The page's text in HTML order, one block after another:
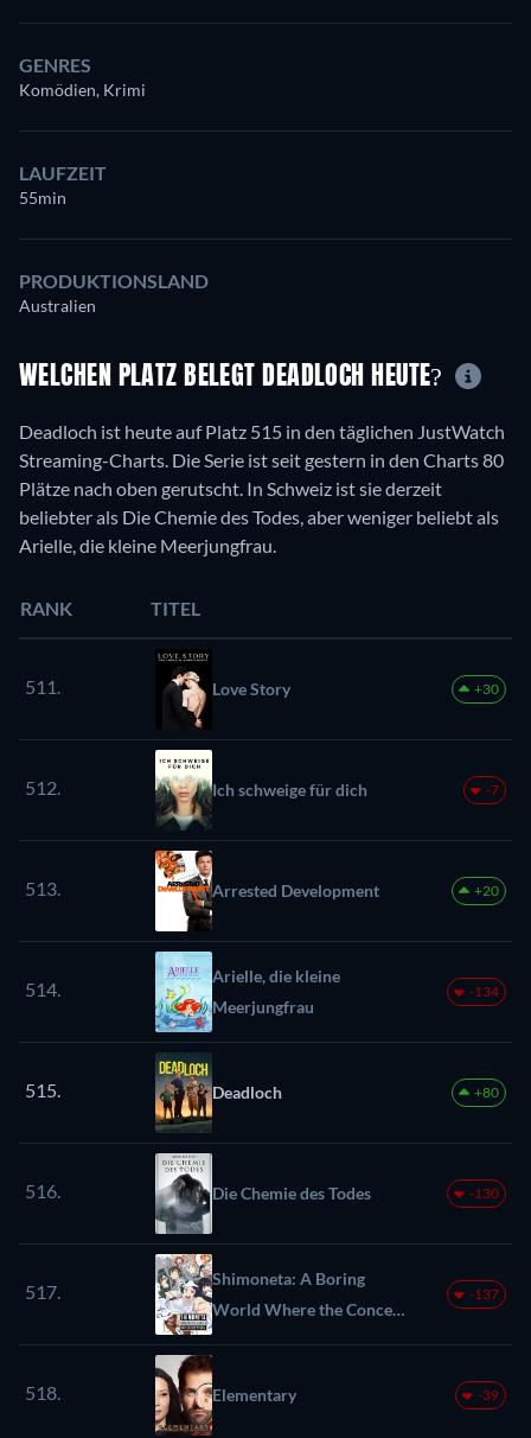
GENRES
Komödien, Krimi
LAUFZEIT
55min
PRODUKTIONSLAND
Australien
WELCHEN PLATZ BELEGT DEADLOCH HEUTE?
Deadloch ist heute auf Platz 515 in den täglichen JustWatch
Streaming-Charts. Die Serie ist seit gestern in den Charts 80
Plätze nach oben gerutscht. In Schweiz ist sie derzeit
beliebter als Die Chemie des Todes, aber weniger beliebt als
Arielle, die kleine Meerjungfrau.
RANK TITEL
511. Love Story +30
512. Ich schweige für dich -7
513. Arrested Development +20
514.
Arielle, die kleine
Meerjungfrau
-134
515. Deadloch +80
516. Die Chemie des Todes -130
517.
Shimoneta: A Boring
World Where the Concept
of 'Dirty Jokes' Doesn't
-137
518. Elementary -39